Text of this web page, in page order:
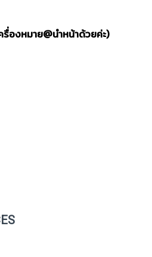
องหมาย@นำหน้าด้วยค่ะ)